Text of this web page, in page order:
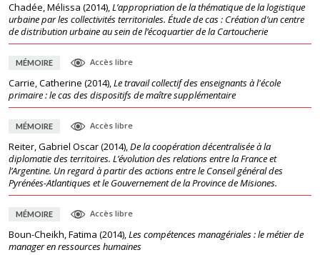
Chadée, Mélissa (2014),L’appropriation de la thématique de la logistique
urbaine par les collectivités territoriales. Étude de cas : Création d’un centre
de distribution urbaine au sein de l’écoquartier de la Cartoucherie
MÉMOIRE Accès libre
Carrie, Catherine (2014),Le travail collectif des enseignants à l'école
primaire : le cas des dispositifs de maître supplémentaire
MÉMOIRE Accès libre
Reiter, Gabriel Oscar(2014),De la coopération décentralisée à la
diplomatie des territoires. L’évolution des relations entre la France et
l’Argentine. Un regard à partir des actions entre le Conseil général des
Pyrénées-Atlantiques et le Gouvernement de la Province de Misiones.
MÉMOIRE Accès libre
Boun-Cheikh, Fatima (2014),Les compétences managériales : le métier de
manager en ressources humaines